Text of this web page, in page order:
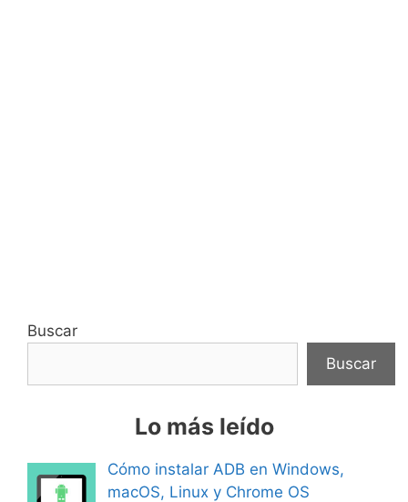
Buscar
Buscar
Lo más leído
Cómo instalar ADB en Windows,
macOS, Linux y Chrome OS